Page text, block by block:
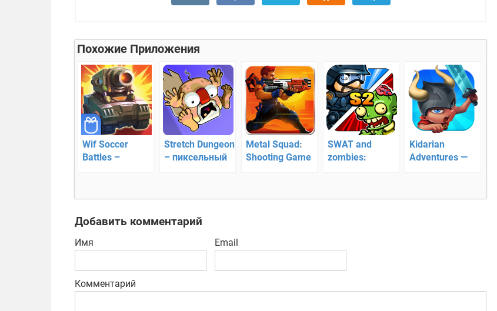
Похожие Приложения
Wif Soccer
Battles –
Stretch Dungeon
– пиксельный
Metal Squad:
Shooting Game
SWAT and
zombies:
Kidarian
Adventures —
Добавить комментарий
Имя Email
Комментарий